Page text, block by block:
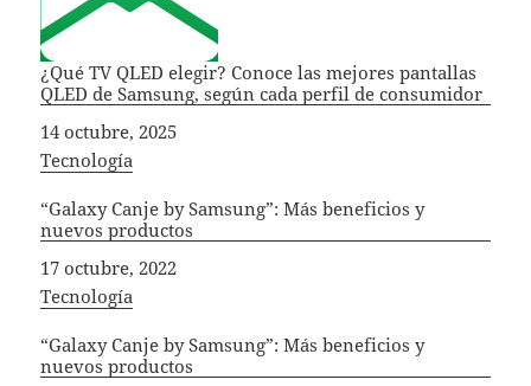
¿Qué TV QLED elegir? Conoce las mejores pantallas
QLED de Samsung, según cada perfil de consumidor
Fecha
14 octubre, 2025
In relation to
Tecnología
“Galaxy Canje by Samsung”: Más beneficios y
nuevos productos
Fecha
17 octubre, 2022
In relation to
Tecnología
“Galaxy Canje by Samsung”: Más beneficios y
nuevos productos